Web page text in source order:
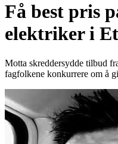
Få best pris
elektriker i
Motta skreddersydde tilbud
fagfolkene konkurrere om å